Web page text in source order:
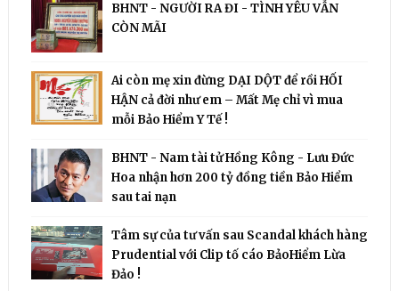
BHNT - NGƯỜI RA ĐI - TÌNH YÊU VẪN
CÒN MÃI
Ai còn mẹ xin đừng DẠI DỘT để rồi HỐI
HẬN cả đời như em – Mất Mẹ chỉ vì mua
mỗi Bảo Hiểm Y Tế !
BHNT - Nam tài tử Hồng Kông - Lưu Đức
Hoa nhận hơn 200 tỷ đồng tiền Bảo Hiểm
sau tai nạn
Tâm sự của tư vấn sau Scandal khách hàng
Prudential với Clip tố cáo BảoHiểm Lừa
Đảo !